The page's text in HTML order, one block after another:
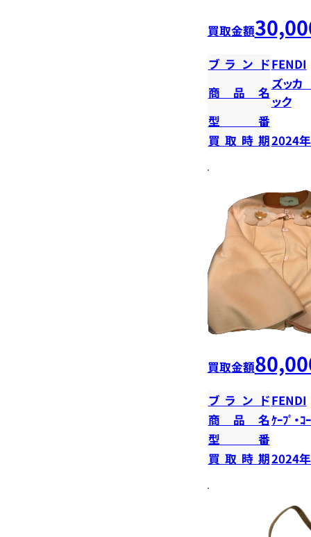
買取金額
ブランドFENDI
商品名
ズッカ
ック
型番
買取時期2024
買取金額
ブランドFENDI
商品名ｹｰﾌﾟ・ｺ
型番
買取時期2024